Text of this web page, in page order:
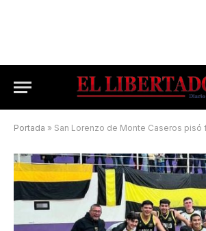
Portada » San Lorenzo de Monte Caseros pisó fuerte y